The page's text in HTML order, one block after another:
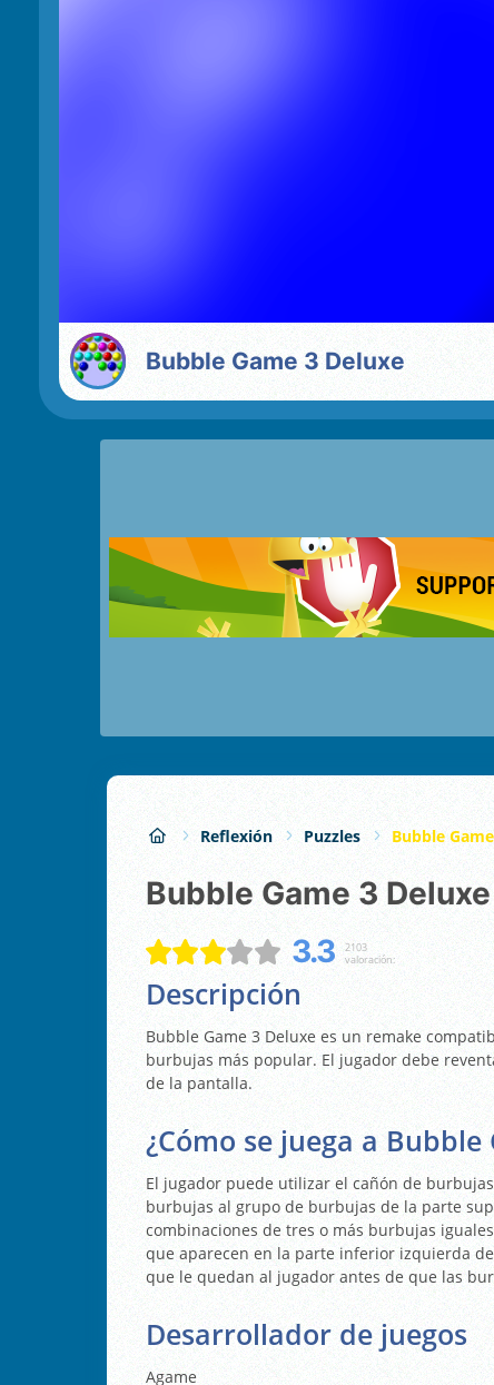
Bubble Game 3 Deluxe
Reflexión Puzzles Bubble
Bubble Game 3 Deluxe
3.3
2103
valoración:
Descripción
Bubble Game 3 Deluxe es un remake
burbujas más popular. El jugador debe
de la pantalla.
¿Cómo se juega a Bubble
El jugador puede utilizar el cañón de
burbujas al grupo de burbujas de la parte
combinaciones de tres o más burbujas
que aparecen en la parte inferior izquierda
que le quedan al jugador antes de que las
Desarrollador de juegos
Agame